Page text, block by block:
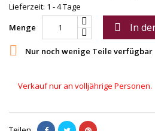
Lieferzeit: 1 - 4 Tage
Menge
 In
 Nur noch wenige Teile verfügbar
Verkauf nur an volljährige Personen.